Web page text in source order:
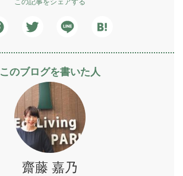
この記事をシェアする
このブログを書いた人
齋藤 嘉乃